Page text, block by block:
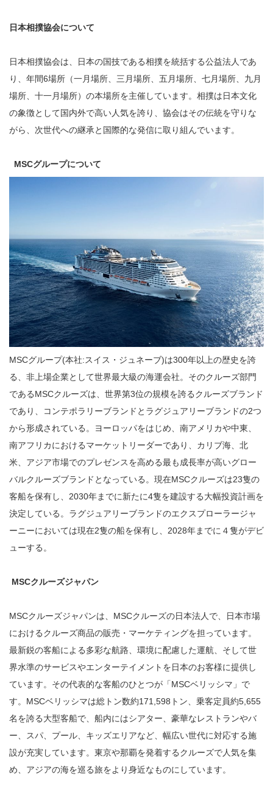
日本相撲協会について
日本相撲協会は、日本の国技である相撲を統括する公益法人であ
り、年間6場所（一月場所、三月場所、五月場所、七月場所、九月
場所、十一月場所）の本場所を主催しています。相撲は日本文化
の象徴として国内外で高い人気を誇り、協会はその伝統を守りな
がら、次世代への継承と国際的な発信に取り組んでいます。
MSCグループについて
MSCグループ(本社:スイス・ジュネーブ)は300年以上の歴史を誇
る、非上場企業として世界最大級の海運会社。そのクルーズ部門
であるMSCクルーズは、世界第3位の規模を誇るクルーズブランド
であり、コンテポラリーブランドとラグジュアリーブランドの2つ
から形成されている。ヨーロッパをはじめ、南アメリカや中東、
南アフリカにおけるマーケットリーダーであり、カリブ海、北
米、アジア市場でのプレゼンスを高める最も成長率が高いグロー
バルクルーズブランドとなっている。現在MSCクルーズは23隻の
客船を保有し、2030年までに新たに4隻を建設する大幅投資計画を
決定している。ラグジュアリーブランドのエクスプローラージャ
ーニーにおいては現在2隻の船を保有し、2028年までに４隻がデビ
ューする。
MSCクルーズジャパン
MSCクルーズジャパンは、MSCクルーズの日本法人で、日本市場
におけるクルーズ商品の販売・マーケティングを担っています。
最新鋭の客船による多彩な航路、環境に配慮した運航、そして世
界水準のサービスやエンターテイメントを日本のお客様に提供し
ています。その代表的な客船のひとつが「MSCベリッシマ」で
す。MSCベリッシマは総トン数約171,598トン、乗客定員約5,655
名を誇る大型客船で、船内にはシアター、豪華なレストランやバ
ー、スパ、プール、キッズエリアなど、幅広い世代に対応する施
設が充実しています。東京や那覇を発着するクルーズで人気を集
め、アジアの海を巡る旅をより身近なものにしています。